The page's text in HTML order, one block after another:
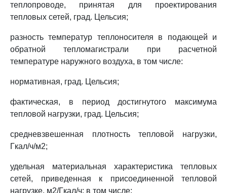
теплопроводе, принятая для проектирования
тепловых сетей, град. Цельсия;
разность температур теплоносителя в подающей и
обратной тепломагистрали при расчетной
температуре наружного воздуха, в том числе:
нормативная, град. Цельсия;
фактическая, в период достигнутого максимума
тепловой нагрузки, град. Цельсия;
средневзвешенная плотность тепловой нагрузки,
Гкал/ч/м2;
удельная материальная характеристика тепловых
сетей, приведенная к присоединенной тепловой
нагрузке, м2/Гкал/ч; в том числе: